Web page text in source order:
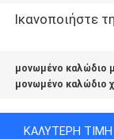
Ικανοποιήστε
μονωμένο καλώδιο
μονωμένο καλώδιο
ΚΑΛΎΤΕΡΗ ΤΙΜΉ